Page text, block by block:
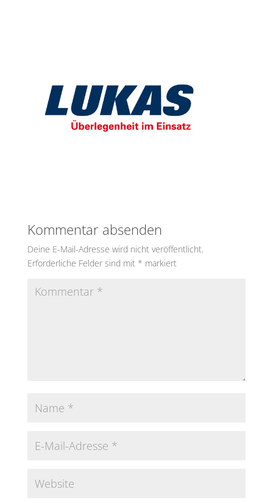
Kommentar absenden
Deine E-Mail-Adresse wird nicht veröffentlicht.
Erforderliche Felder sind mit * markiert